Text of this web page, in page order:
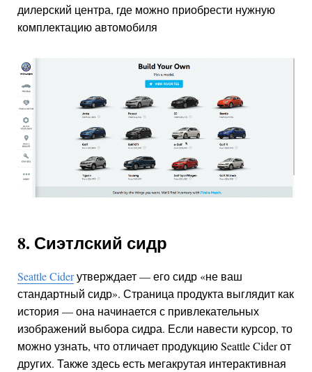
дилерский центра, где можно приобрести нужную
комплектацию автомобиля
8. Сиэтлский сидр
Seattle Ciderутверждает — его сидр «не ваш
стандартный сидр». Страница продукта выглядит как
история — она начинается с привлекательных
изображений выбора сидра. Если навести курсор, то
можно узнать, что отличает продукцию Seattle Cider от
других. Также здесь есть мегакрутая интерактивная